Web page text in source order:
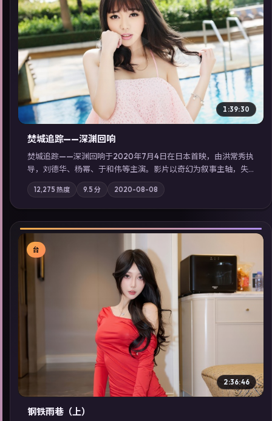
▶
1:39:30
焚城追踪——深渊回响
焚城追踪——深渊回响于2020年7月4日在日本首映，由洪常秀执
导，刘德华、杨幂、于和伟等主演。影片以奇幻为叙事主轴，失
踪人口档案牵出跨国灰色产业链；摄影与配乐强化地域气质；站
内亦可通过「国产免费观看高清电视剧在线看」延展检索同类型
高分佳作，畅享高清在线追剧体验。
12,275 热度 9.5 分 2020-08-08
▶
台
2:36:46
钢铁雨巷（上）